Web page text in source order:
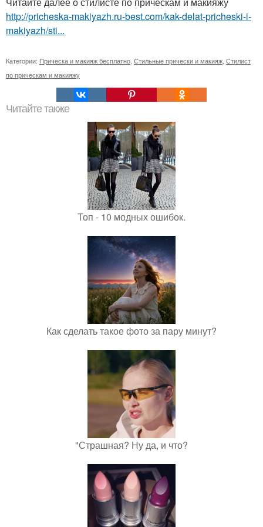
http://pricheska-makiyazh.ru-best.com/kak-delat-pricheski-i-
makiyazh/sti...
Категории: Прическа и макияж бесплатно, Стильные прически и макияж, Стилист
по прическам и макияжу
Читайте также
Топ - 10 модных ошибок.
Как сделать такое фото за пару минут?
"Страшная? Ну да, и что?